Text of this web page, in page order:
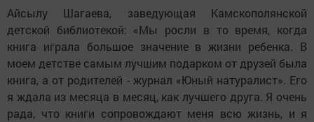
Айсылу Шагаева, заведующая Камскополянской
детской библиотекой: «Мы росли в то время, когда
книга играла большое значение в жизни ребенка. В
моем детстве самым лучшим подарком от друзей была
книга, а от родителей - журнал «Юный натуралист». Его
я ждала из месяца в месяц, как лучшего друга. Я очень
рада, что книги сопровождают меня всю жизнь, и я